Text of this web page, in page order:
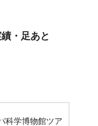
・足あと
科学博物館ツア